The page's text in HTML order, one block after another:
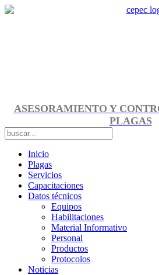
ASESORAMIENTO Y
PLAGAS
Inicio
Plagas
Servicios
Capacitaciones
Datos técnicos
Equipos
Habilitaciones
Material Informativo
Personal
Productos
Protocolos
Noticias